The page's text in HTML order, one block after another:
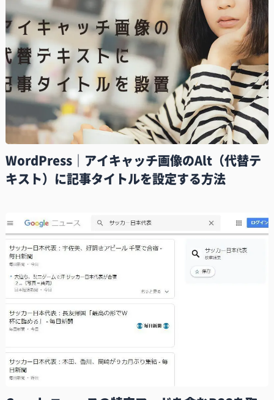
WordPress｜アイキャッチ画像のAlt（代替テ
キスト）に記事タイトルを設定する方法